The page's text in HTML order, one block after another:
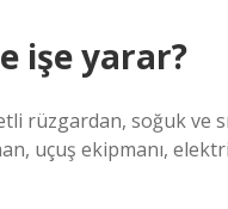
işe yarar?
rüzgardan, soğuk
uçuş ekipmanı,